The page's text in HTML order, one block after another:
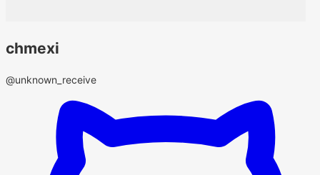
chmexi
@unknown_receive